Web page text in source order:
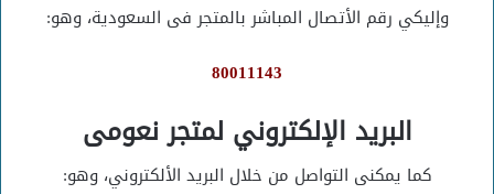
وإليكي رقم الأتصال المباشر بالمتجر فى السعودية، وهو:
80011143
البريد الإلكتروني لمتجر نعومى
كما يمكنى التواصل من خلال البريد الألكتروني، وهو: